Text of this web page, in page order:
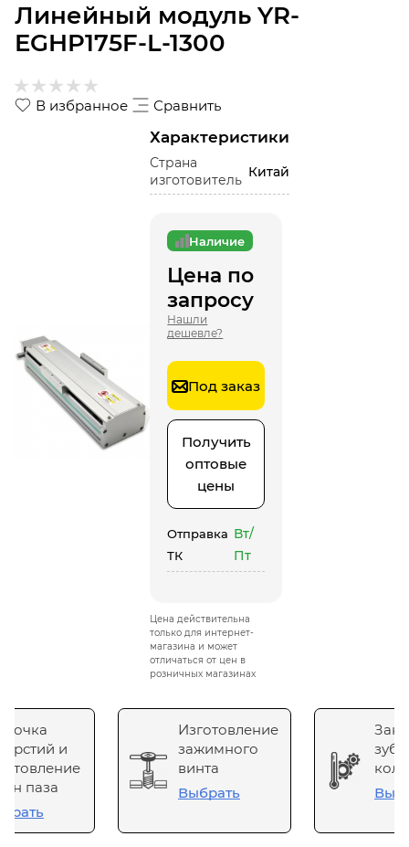
Линейный модуль YR-
EGHP175F-L-1300
В избранное Сравнить
Характеристики
Страна
изготовитель
Китай
Наличие
Цена по
запросу
Нашли
дешевле?
Под заказ
Получить
оптовые
цены
Отправка
ТК
Вт/
Пт
Цена действительна
только для интернет-
магазина и может
отличаться от цен в
розничных магазинах
и
паза
Изготовление
зажимного
винта
Выбрать